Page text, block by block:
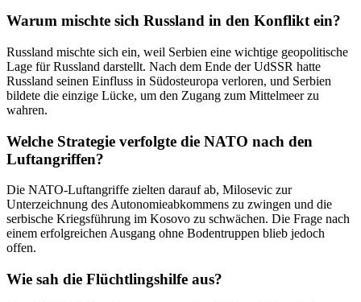
Warum mischte sich Russland in den Konflikt ein?
Russland mischte sich ein, weil Serbien eine wichtige geopolitische
Lage für Russland darstellt. Nach dem Ende der UdSSR hatte
Russland seinen Einfluss in Südosteuropa verloren, und Serbien
bildete die einzige Lücke, um den Zugang zum Mittelmeer zu
wahren.
Welche Strategie verfolgte die NATO nach den
Luftangriffen?
Die NATO-Luftangriffe zielten darauf ab, Milosevic zur
Unterzeichnung des Autonomieabkommens zu zwingen und die
serbische Kriegsführung im Kosovo zu schwächen. Die Frage nach
einem erfolgreichen Ausgang ohne Bodentruppen blieb jedoch
offen.
Wie sah die Flüchtlingshilfe aus?